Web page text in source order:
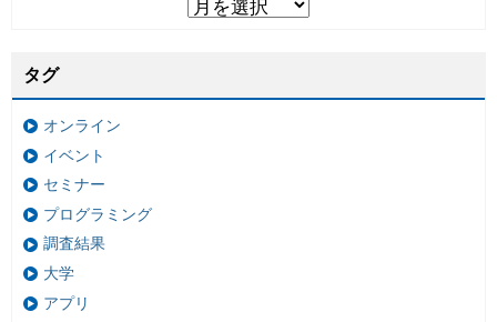
タグ
オンライン
イベント
セミナー
プログラミング
調査結果
大学
アプリ